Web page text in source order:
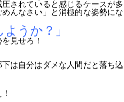
のか？を問う時によく言って
されていると感じるケースが
んなさい」と消極的な姿勢に
うか？」
見せろ！
は自分はダメな人間だと落ち